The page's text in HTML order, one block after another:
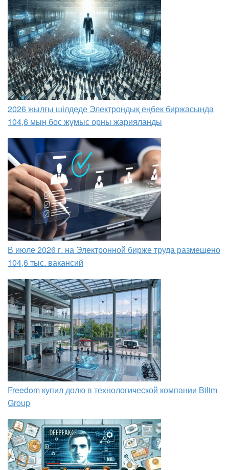
2026 жылғы шілдеде Электрондық еңбек биржасында
104,6 мың бос жұмыс орны жарияланды
В июле 2026 г. на Электронной бирже труда размещено
104,6 тыс. вакансий
Freedom купил долю в технологической компании Bilim
Group